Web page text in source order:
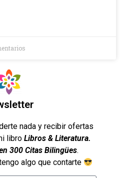
nada y recibir ofertas
libro Libros & Literatura.
300 Citas Bilingües.
algo que contarte